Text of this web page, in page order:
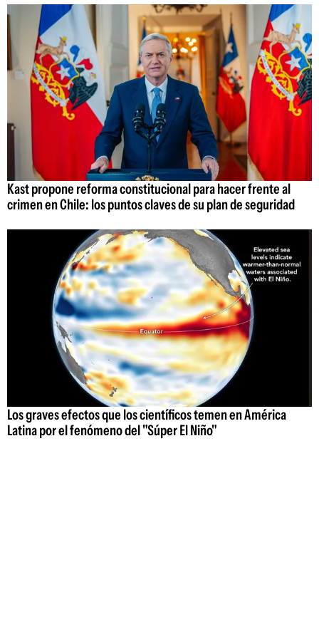
Kast propone reforma constitucional para hacer frente al
crimen en Chile: los puntos claves de su plan de seguridad
Los graves efectos que los científicos temen en América
Latina por el fenómeno del "Súper El Niño"